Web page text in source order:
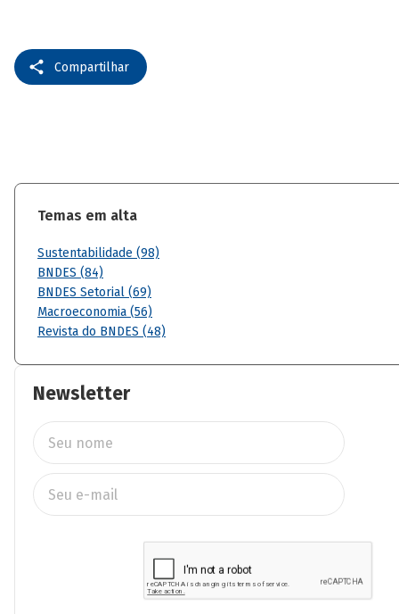
Compartilhar
Temas em alta
Sustentabilidade (98)
BNDES (84)
BNDES Setorial (69)
Macroeconomia (56)
Revista do BNDES (48)
Newsletter